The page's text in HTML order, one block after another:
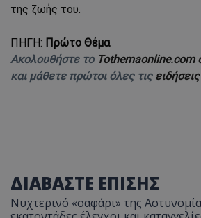
της ζωής του.
ΠΗΓΗ: Πρώτο Θέμα
Ακολουθήστε το Tothemaonline.com
και μάθετε πρώτοι όλες τις ειδήσεις
ΔΙΑΒΑΣΤΕ ΕΠΙΣΗΣ
Νυχτερινό «σαφάρι» της